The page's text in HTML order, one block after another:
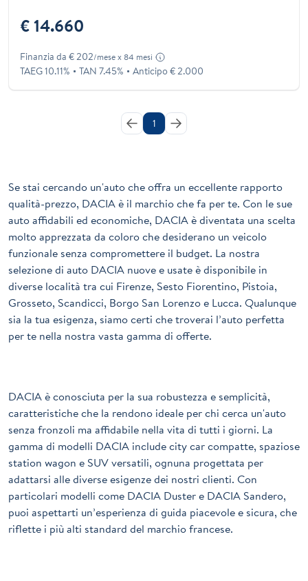
€ 14.660
Finanzia da € 202/mese x 84 mesi
TAEG 10.11% TAN 7.45% Anticipo € 2.000
1
Se stai cercando un'auto che offra un eccellente rapporto
qualità-prezzo, DACIA è il marchio che fa per te. Con le sue
auto affidabili ed economiche, DACIA è diventata una scelta
molto apprezzata da coloro che desiderano un veicolo
funzionale senza compromettere il budget. La nostra
selezione di auto DACIA nuove e usate è disponibile in
diverse località tra cui Firenze, Sesto Fiorentino, Pistoia,
Grosseto, Scandicci, Borgo San Lorenzo e Lucca. Qualunque
sia la tua esigenza, siamo certi che troverai l’auto perfetta
per te nella nostra vasta gamma di offerte.
DACIA è conosciuta per la sua robustezza e semplicità,
caratteristiche che la rendono ideale per chi cerca un'auto
senza fronzoli ma affidabile nella vita di tutti i giorni. La
gamma di modelli DACIA include city car compatte, spaziose
station wagon e SUV versatili, ognuna progettata per
adattarsi alle diverse esigenze dei nostri clienti. Con
particolari modelli come DACIA Duster e DACIA Sandero,
puoi aspettarti un’esperienza di guida piacevole e sicura, che
riflette i più alti standard del marchio francese.